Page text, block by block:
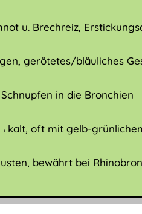
u. Brechreiz,
gerötetes/bläuliches
in die Bronchien
oft mit gelb-
bewährt bei